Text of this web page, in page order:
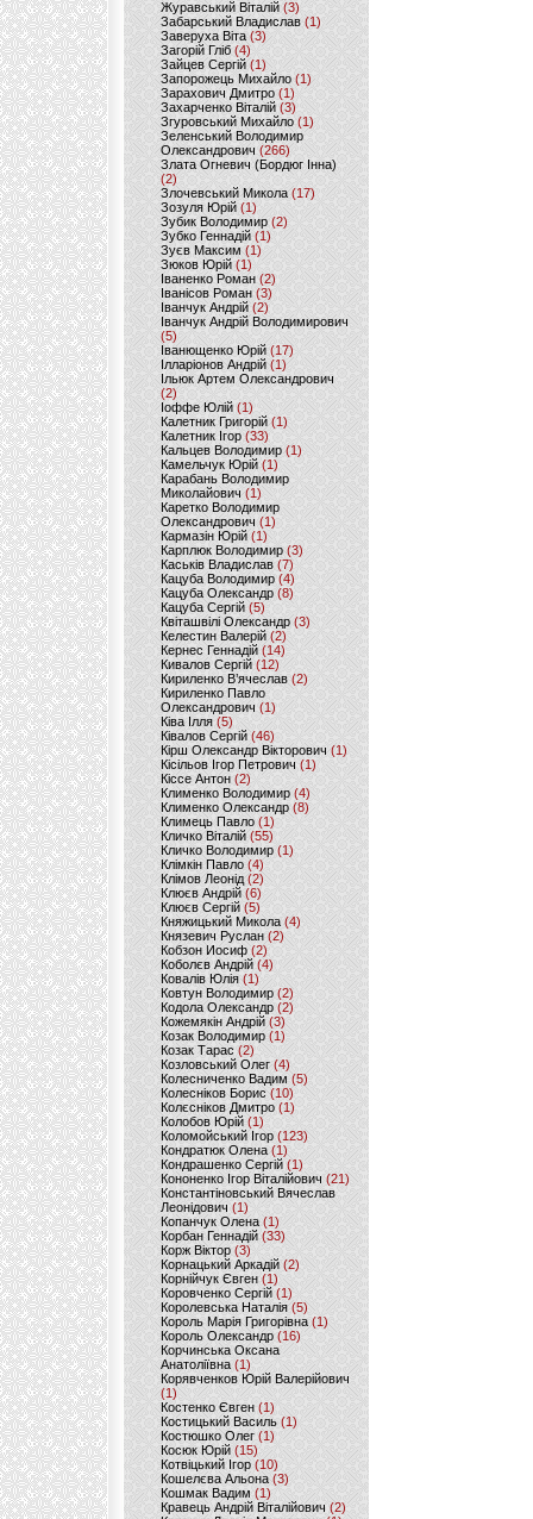
Журавський Віталій (3)
Забарський Владислав (1)
Заверуха Віта (3)
Загорій Гліб (4)
Зайцев Сергій(1)
Запорожець Михайло (1)
Зарахович Дмитро (1)
Захарченко Віталій (3)
Згуровський Михайло (1)
Зеленський Володимир
Олександрович (266)
Злата Огневич (Бордюг Інна)
(2)
Злочевський Микола(17)
Зозуля Юрій (1)
Зубик Володимир (2)
Зубко Геннадій (1)
Зуєв Максим(1)
Зюков Юрій (1)
Іваненко Роман (2)
Іванісов Роман (3)
Іванчук Андрій(2)
Іванчук Андрій Володимирович
(5)
Іванющенко Юрій (17)
Ілларіонов Андрій (1)
Ільюк Артем Олександрович
(2)
Іоффе Юлій (1)
Калетник Григорій(1)
Калетник Ігор (33)
Кальцев Володимир(1)
Камельчук Юрій (1)
Карабань Володимир
Миколайович (1)
Каретко Володимир
Олександрович (1)
Кармазін Юрій(1)
Карплюк Володимир(3)
Каськів Владислав (7)
Кацуба Володимир (4)
Кацуба Олександр (8)
Кацуба Сергій (5)
Квіташвілі Олександр(3)
Келестин Валерій(2)
Кернес Геннадій (14)
Кивалов Сергій (12)
Кириленко В’ячеслав (2)
Кириленко Павло
Олександрович (1)
Ківа Ілля (5)
Ківалов Сергій(46)
Кірш Олександр Вікторович (1)
Кісільов Ігор Петрович (1)
Кіссе Антон (2)
Клименко Володимир(4)
Клименко Олександр (8)
Климець Павло (1)
Кличко Віталій(55)
Кличко Володимир (1)
Клімкін Павло (4)
Клімов Леонід(2)
Клюєв Андрій(6)
Клюєв Сергій (5)
Княжицький Микола(4)
Князевич Руслан (2)
Кобзон Иосиф(2)
Коболєв Андрій (4)
Ковалів Юлія(1)
Ковтун Володимир (2)
Кодола Олександр (2)
Кожемякін Андрій (3)
Козак Володимир (1)
Козак Тарас (2)
Козловський Олег(4)
Колесниченко Вадим (5)
Колесніков Борис (10)
Колєсніков Дмитро (1)
Колобов Юрій (1)
Коломойський Ігор (123)
Кондратюк Олена(1)
Кондрашенко Сергій (1)
Кононенко Ігор Віталійович (21)
Константіновський Вячеслав
Леонідович (1)
Копанчук Олена (1)
Корбан Геннадій (33)
Корж Віктор (3)
Корнацький Аркадій (2)
Корнійчук Євген (1)
Коровченко Сергій (1)
Королевська Наталія(5)
Король Марія Григорівна (1)
Король Олександр (16)
Корчинська Оксана
Анатоліївна (1)
Корявченков Юрій Валерійович
(1)
Костенко Євген (1)
Костицький Василь (1)
Костюшко Олег (1)
Косюк Юрій (15)
Котвіцький Ігор (10)
Кошелєва Альона(3)
Кошмак Вадим (1)
Кравець Андрій Віталійович (2)